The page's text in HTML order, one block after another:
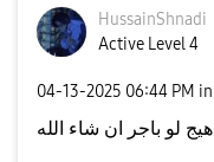
HussainShnadi
Active Level 4
‎04-13-2025 06:44 PM in
لو باجر ان شاء الله